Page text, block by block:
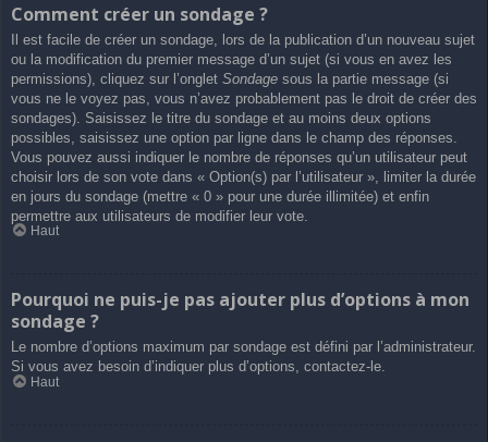
Comment créer un sondage ?
Il est facile de créer un sondage, lors de la publication d’un nouveau sujet
ou la modification du premier message d’un sujet (si vous en avez les
permissions), cliquez sur l’onglet Sondage sous la partie message (si
vous ne le voyez pas, vous n’avez probablement pas le droit de créer des
sondages). Saisissez le titre du sondage et au moins deux options
possibles, saisissez une option par ligne dans le champ des réponses.
Vous pouvez aussi indiquer le nombre de réponses qu’un utilisateur peut
choisir lors de son vote dans « Option(s) par l’utilisateur », limiter la durée
en jours du sondage (mettre « 0 » pour une durée illimitée) et enfin
permettre aux utilisateurs de modifier leur vote.
Haut
Pourquoi ne puis-je pas ajouter plus d’options à mon
sondage ?
Le nombre d’options maximum par sondage est défini par l’administrateur.
Si vous avez besoin d’indiquer plus d’options, contactez-le.
Haut